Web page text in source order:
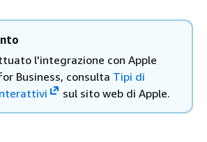
l'integrazione con Apple
Business, consulta Tipi di
sul sito web di Apple.